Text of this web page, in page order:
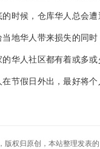
时候，仓库华人总会
地华人带来损失的同
华人社区都有着或多
节假日外出，最好将
版权归原创，本站整理发表